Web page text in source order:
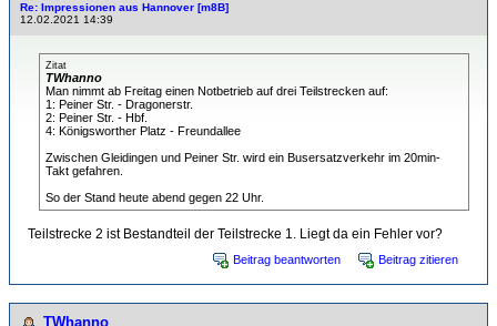
Re: Impressionen aus Hannover [m8B]
12.02.2021 14:39
Zitat
TWhanno
Man nimmt ab Freitag einen Notbetrieb auf drei Teilstrecken auf:
1: Peiner Str. - Dragonerstr.
2: Peiner Str. - Hbf.
4: Königsworther Platz - Freundallee
Zwischen Gleidingen und Peiner Str. wird ein Busersatzverkehr im 20min-
Takt gefahren.
So der Stand heute abend gegen 22 Uhr.
Teilstrecke 2 ist Bestandteil der Teilstrecke 1. Liegt da ein Fehler vor?
Beitrag beantworten Beitrag zitieren
TWhanno